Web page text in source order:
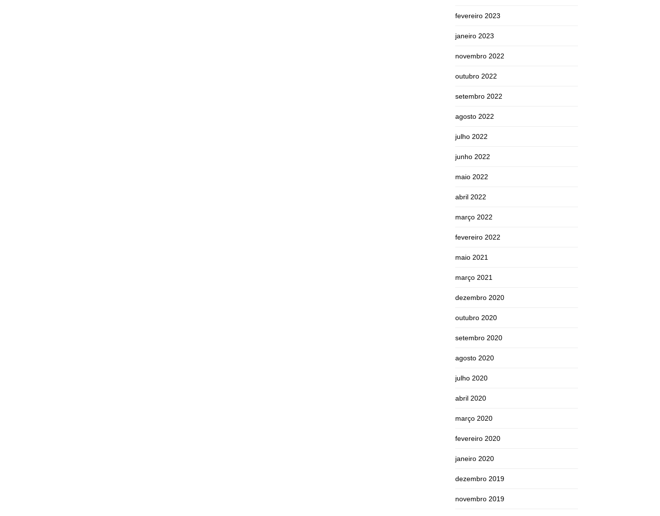
fevereiro 2023
janeiro 2023
novembro 2022
outubro 2022
setembro 2022
agosto 2022
julho 2022
junho 2022
maio 2022
abril 2022
março 2022
fevereiro 2022
maio 2021
março 2021
dezembro 2020
outubro 2020
setembro 2020
agosto 2020
julho 2020
abril 2020
março 2020
fevereiro 2020
janeiro 2020
dezembro 2019
novembro 2019